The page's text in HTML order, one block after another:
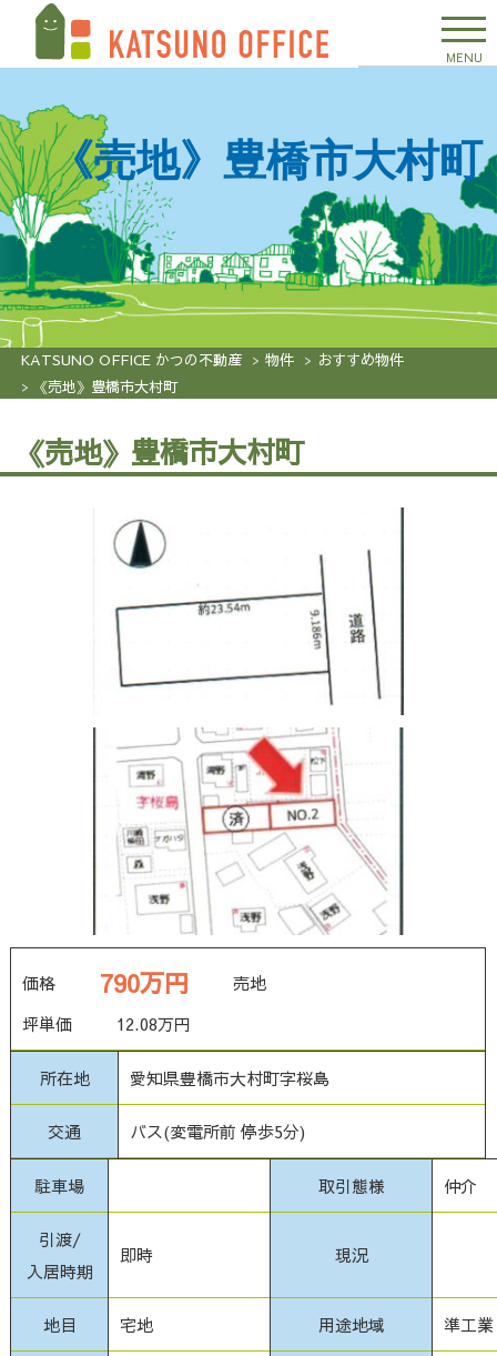
MENU
《売地》豊橋市大村町
KATSUNO OFFICE かつの不動産 物件
おすすめ物件
《売地》豊橋市大村町
《売地》豊橋市大村町
価格 790万円
売地
坪単価
12.08万円
所在地 愛知県豊橋市大村町字桜島
交通 バス(変電所前 停歩5分)
駐車場 取引態様 仲介
引渡/
入居時期
即時 現況
地目 宅地 用途地域 準工業